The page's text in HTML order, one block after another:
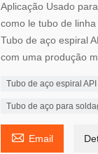
Aplicação Usado
como le tubo de linha
Tubo de aço espiral
com uma produção
Tubo de aço espiral
Tubo de aço para
 Email